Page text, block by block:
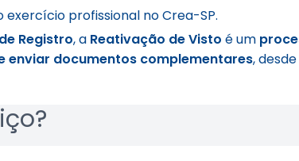
profissional no Crea-SP.
Registro, a Reativação de Visto é um
enviar documentos complementares,